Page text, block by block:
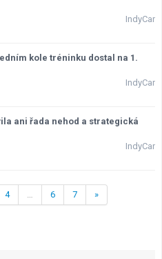
IndyCar
kole tréninku dostal na 1.
IndyCar
ani řada nehod a strategická
IndyCar
4 … 6 7 »